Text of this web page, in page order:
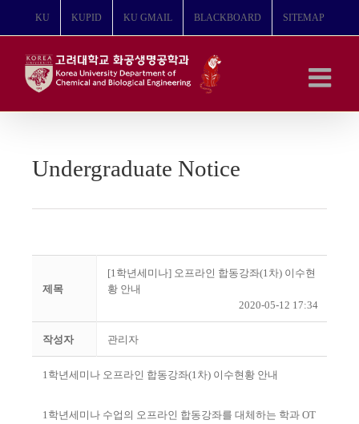
뛰
KU KUPID KU GMAIL BLACKBOARD SITEMAP
Undergraduate Notice
제목
[1학년세미나] 오프라인 합동강좌(1차) 이수현
황 안내
2020-05-12 17:34
작성자 관리자
1학년세미나 오프라인 합동강좌(1차) 이수현황 안내
1학년세미나 수업의 오프라인 합동강좌를 대체하는 학과 OT